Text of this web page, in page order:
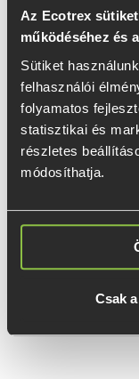
Az Ecotrex
működéséhez és
Sütiket
felhasználói
folyamatos
statisztikai és
részletes
módosíthatja.
Csak
A modern
készülnek, így
biztosítanak.
fenntarthatóbb
Ha szeretnéd
A
megbízható